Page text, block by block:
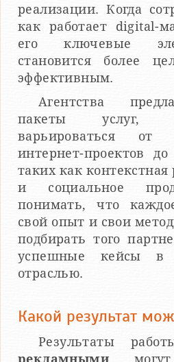
реализации. Когда
как работает digital-
его ключевые
становится более
эффективным.
Агентства
пакеты услуг,
варьироваться от
интернет-проектов
таких как
и социальное
понимать, что
свой опыт и свои
подбирать того
успешные кейсы в
отраслью.
Какой результат
Результаты
рекламнымимогут